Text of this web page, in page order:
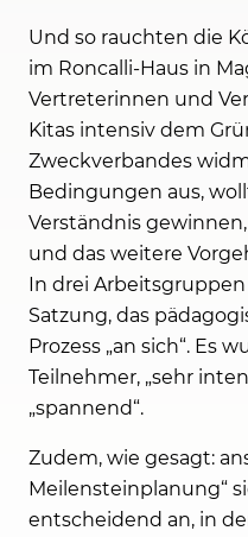
Und so rauchten die
im Roncalli-Haus in
Vertreterinnen und
Kitas intensiv dem
Zweckverbandes
Bedingungen aus,
Verständnis
und das weitere
In drei
Satzung, das
Prozess „an sich“. Es
Teilnehmer, „sehr
„spannend“.
Zudem, wie gesagt:
Meilensteinplanung“
entscheidend an, in